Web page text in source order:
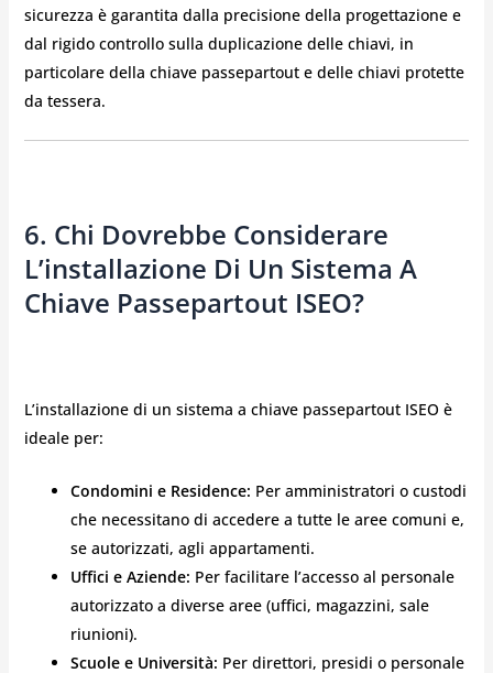
sicurezza è garantita dalla precisione della progettazione e
dal rigido controllo sulla duplicazione delle chiavi, in
particolare della chiave passepartout e delle chiavi protette
da tessera.
6. Chi Dovrebbe Considerare
L’installazione Di Un Sistema A
Chiave Passepartout ISEO?
L’installazione di un sistema a chiave passepartout ISEO è
ideale per:
Condomini e Residence: Per amministratori o custodi
che necessitano di accedere a tutte le aree comuni e,
se autorizzati, agli appartamenti.
Uffici e Aziende: Per facilitare l’accesso al personale
autorizzato a diverse aree (uffici, magazzini, sale
riunioni).
Scuole e Università: Per direttori, presidi o personale